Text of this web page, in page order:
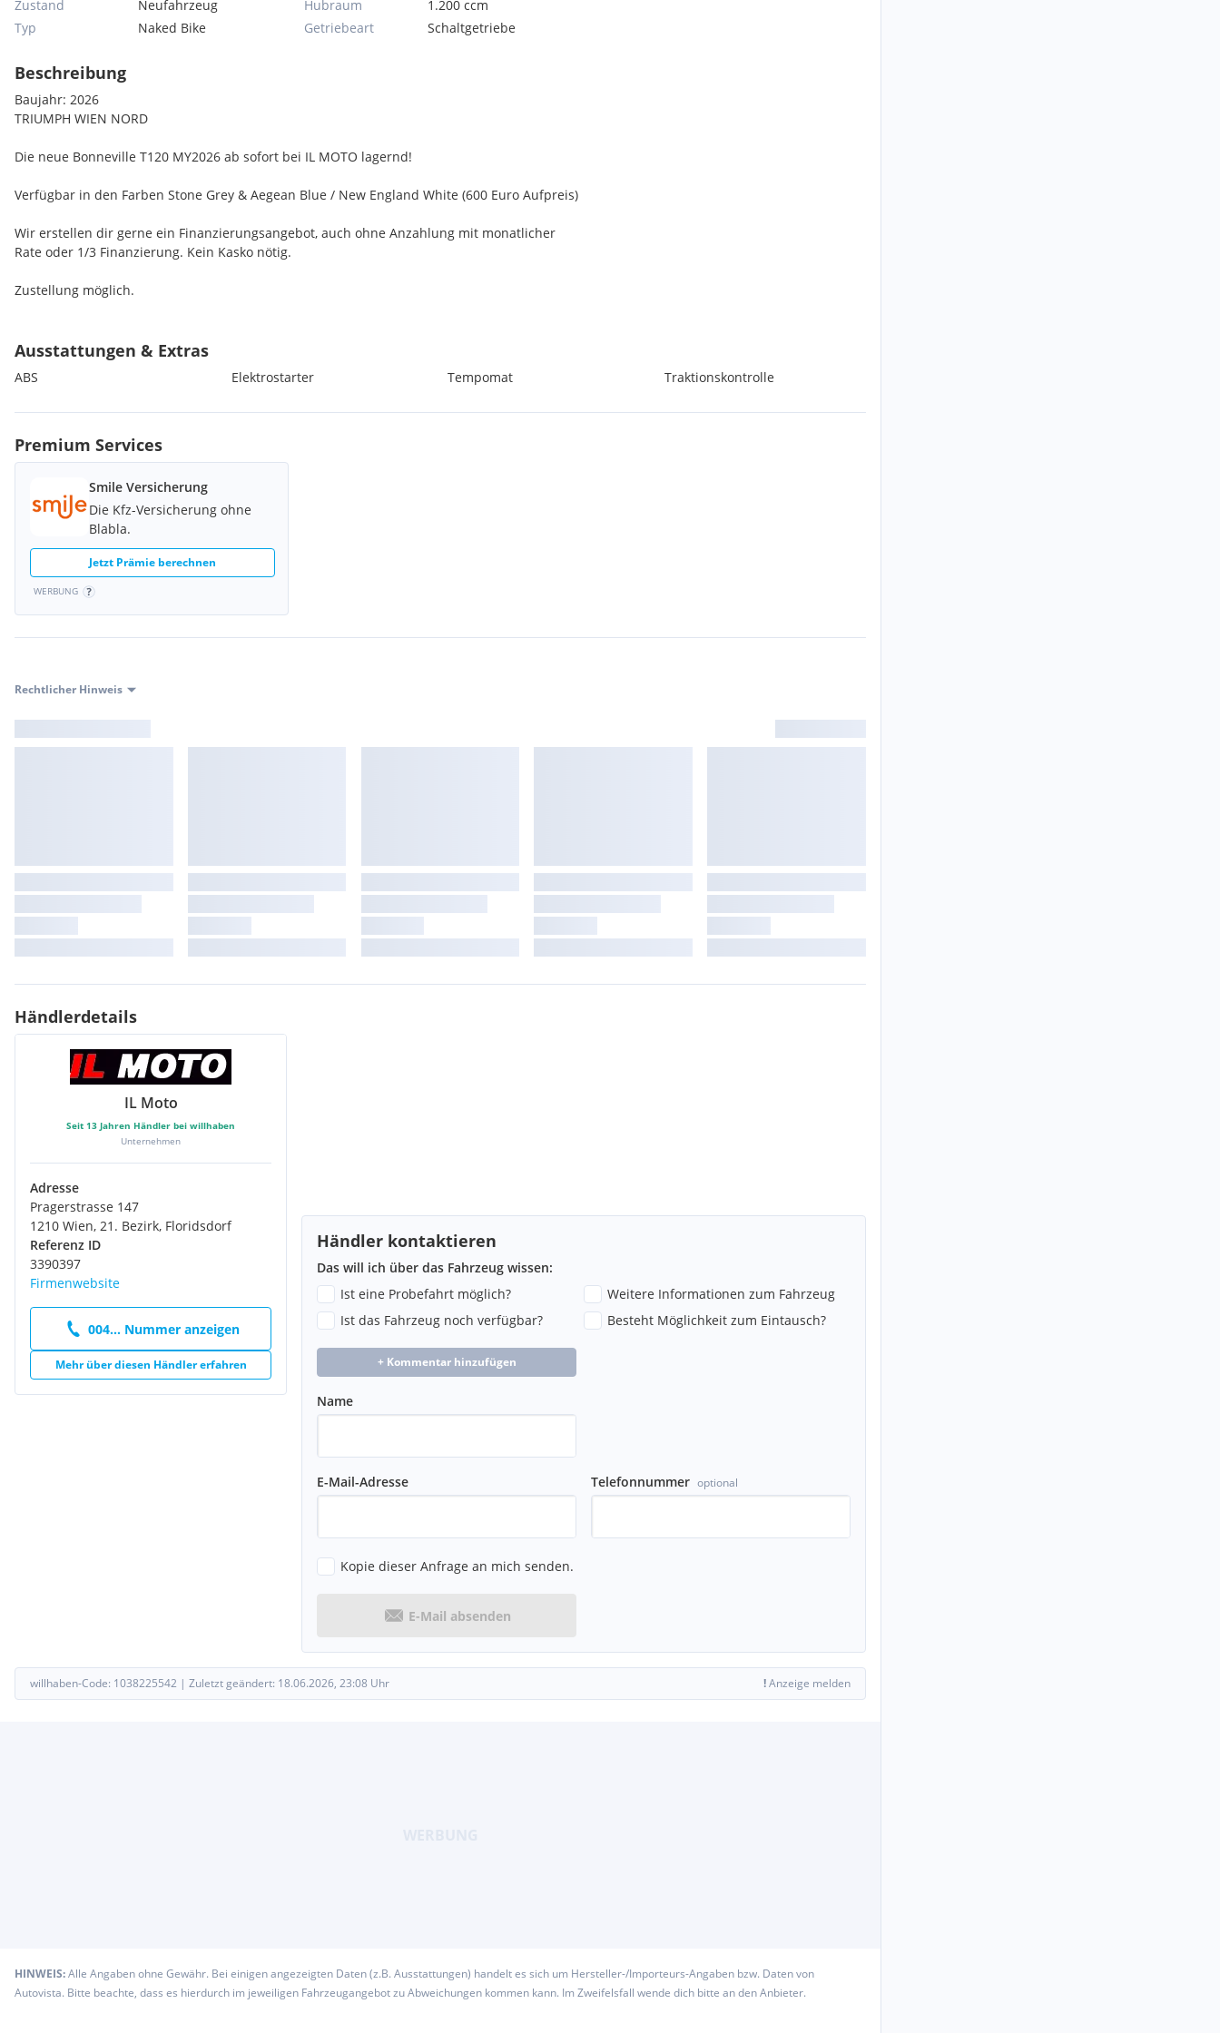
Zustand
Neufahrzeug
Typ
Naked Bike
Hubraum
1.200 ccm
Getriebeart
Schaltgetriebe
Beschreibung
Baujahr: 2026
TRIUMPH WIEN NORD
Die neue Bonneville T120 MY2026 ab sofort bei IL MOTO lagernd!
Verfügbar in den Farben Stone Grey & Aegean Blue / New England White (600 Euro Aufpreis)
Wir erstellen dir gerne ein Finanzierungsangebot, auch ohne Anzahlung mit monatlicher
Rate oder 1/3 Finanzierung. Kein Kasko nötig.
Zustellung möglich.
Extras:
Katalysator
Ride by Wire
Tagfahrlicht LED
Ausstattungen & Extras
ABS Elektrostarter Tempomat Traktionskontrolle
Premium Services
Smile Versicherung
Die Kfz-Versicherung ohne
Blabla.
Jetzt Prämie berechnen
WERBUNG
Rechtlicher Hinweis
Händlerdetails
IL Moto
Seit 13 Jahren Händler bei willhaben
Unternehmen
Adresse
Pragerstrasse 147
1210 Wien, 21. Bezirk, Floridsdorf
Referenz ID
3390397
Firmenwebsite
004... Nummer anzeigen
Mehr über diesen Händler erfahren
Händler kontaktieren
Das will ich über das Fahrzeug wissen:
Ist eine Probefahrt möglich?
Weitere Informationen zum Fahrzeug
Ist das Fahrzeug noch verfügbar?
Besteht Möglichkeit zum Eintausch?
+ Kommentar hinzufügen
Name
E-Mail-Adresse Telefonnummer optional
Kopie dieser Anfrage an mich senden.
E-Mail absenden
willhaben-Code: 1038225542 | Zuletzt geändert: 18.06.2026, 23:08 Uhr !Anzeige melden
HINWEIS:Alle Angaben ohne Gewähr. Bei einigen angezeigten Daten (z.B. Ausstattungen) handelt es sich um Hersteller-/Importeurs-Angaben bzw. Daten von
Autovista. Bitte beachte, dass es hierdurch im jeweiligen Fahrzeugangebot zu Abweichungen kommen kann. Im Zweifelsfall wende dich bitte an den Anbieter.